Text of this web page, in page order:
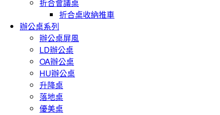
折合會議桌
折合桌收納推車
辦公桌系列
辦公桌屏風
LD辦公桌
OA辦公桌
HU辦公桌
升降桌
落地桌
優美桌